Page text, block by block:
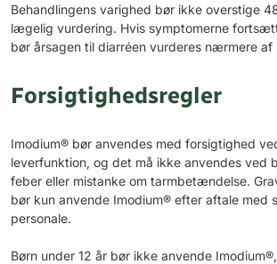
Behandlingens varighed bør ikke overstige
lægelig vurdering. Hvis symptomerne
bør årsagen til diarréen vurderes nærmere
Forsigtighedsregler
Imodium® bør anvendes med forsigtighed
leverfunktion, og det må ikke anvendes ved
feber eller mistanke om tarmbetændelse.
bør kun anvende Imodium® efter aftale med
personale.
Børn under 12 år bør ikke anvende